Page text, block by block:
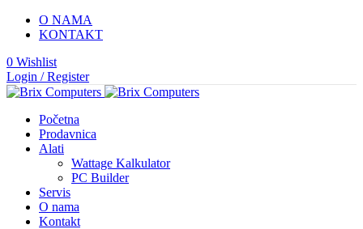
O NAMA
KONTAKT
0 Wishlist
Login / Register
Početna
Prodavnica
Alati
Wattage Kalkulator
PC Builder
Servis
O nama
Kontakt